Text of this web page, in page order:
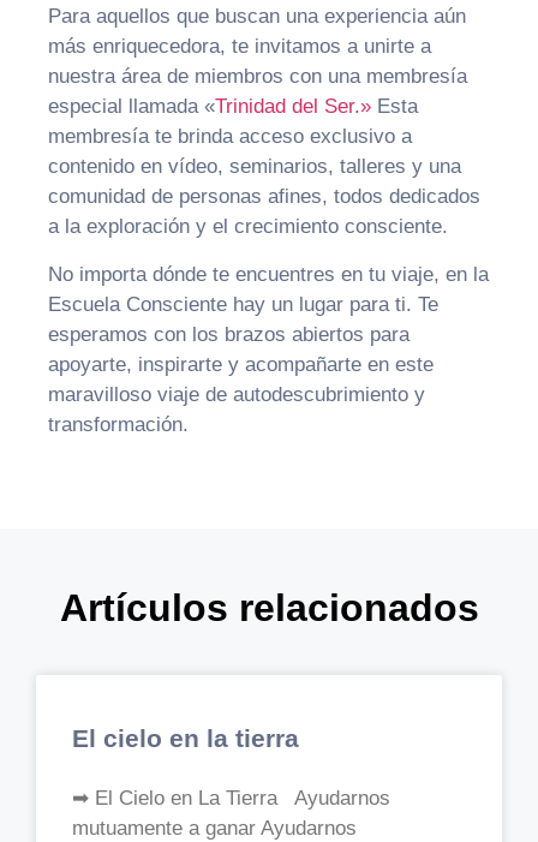
Para aquellos que buscan una experiencia aún
más enriquecedora, te invitamos a unirte a
nuestra área de miembros con una membresía
especial llamada «Trinidad del Ser.» Esta
membresía te brinda acceso exclusivo a
contenido en vídeo, seminarios, talleres y una
comunidad de personas afines, todos dedicados
a la exploración y el crecimiento consciente.
No importa dónde te encuentres en tu viaje, en la
Escuela Consciente hay un lugar para ti. Te
esperamos con los brazos abiertos para
apoyarte, inspirarte y acompañarte en este
maravilloso viaje de autodescubrimiento y
transformación.
Artículos relacionados
El cielo en la tierra
➡ El Cielo en La Tierra Ayudarnos
mutuamente a ganar Ayudarnos